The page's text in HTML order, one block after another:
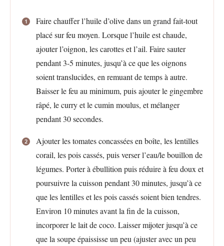
Faire chauffer l’huile d’olive dans un grand fait-tout
placé sur feu moyen. Lorsque l’huile est chaude,
ajouter l’oignon, les carottes et l’ail. Faire sauter
pendant 3-5 minutes, jusqu’à ce que les oignons
soient translucides, en remuant de temps à autre.
Baisser le feu au minimum, puis ajouter le gingembre
râpé, le curry et le cumin moulus, et mélanger
pendant 30 secondes.
Ajouter les tomates concassées en boîte, les lentilles
corail, les pois cassés, puis verser l’eau/le bouillon de
légumes. Porter à ébullition puis réduire à feu doux et
poursuivre la cuisson pendant 30 minutes, jusqu’à ce
que les lentilles et les pois cassés soient bien tendres.
Environ 10 minutes avant la fin de la cuisson,
incorporer le lait de coco. Laisser mijoter jusqu’à ce
que la soupe épaississe un peu (ajuster avec un peu